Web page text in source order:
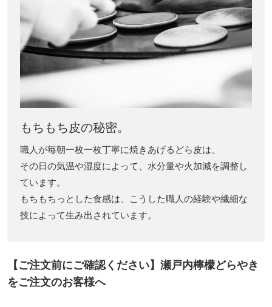
もちもち皮の秘密。
職人が毎朝一枚一枚丁寧に焼きあげるどら皮は、
その日の気温や湿度によって、水分量や火加減を調整し
ています。
もちもちっとした食感は、こうした職人の経験や繊細な
技によって生み出されています。
【ご注文前にご確認ください】瀬戸内檸檬どらやき
をご注文のお客様へ